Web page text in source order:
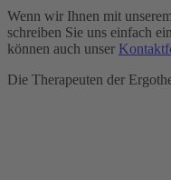
Wenn wir Ihnen mit
schreiben Sie uns einfach
können auch unser
Die Therapeuten der